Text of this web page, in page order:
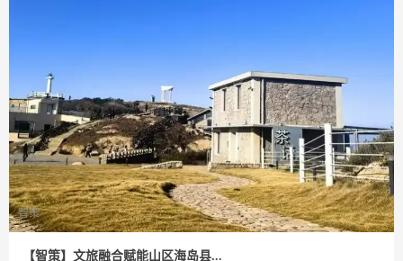
智策
【智策】文旅融合赋能山区海岛县...